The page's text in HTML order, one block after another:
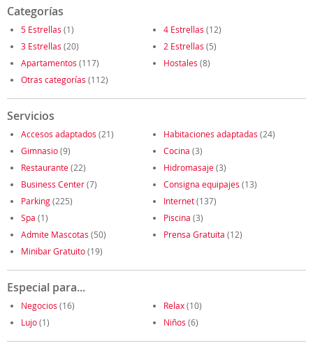
Categorías
5 Estrellas (1) 4 Estrellas (12)
3 Estrellas (20) 2 Estrellas (5)
Apartamentos (117) Hostales (8)
Otras categorías (112)
Servicios
Accesos adaptados (21) Habitaciones adaptadas (24)
Gimnasio(9) Cocina (3)
Restaurante(22) Hidromasaje(3)
Business Center(7) Consigna equipajes (13)
Parking(225) Internet(137)
Spa (1) Piscina (3)
Admite Mascotas (50) Prensa Gratuita (12)
Minibar Gratuito(19)
Especial para...
Negocios (16) Relax(10)
Lujo(1) Niños (6)